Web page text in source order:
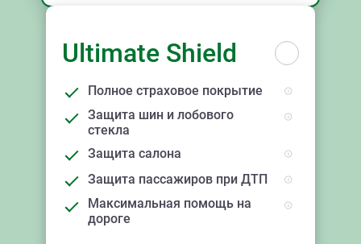
Ultimate Shield
Полное страховое покрытие
Защита шин и лобового
стекла
Защита салона
Защита пассажиров при ДТП
Максимальная помощь на
дороге